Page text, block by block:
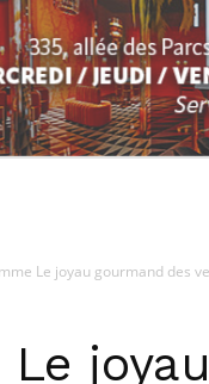
Le joyau gourmand des